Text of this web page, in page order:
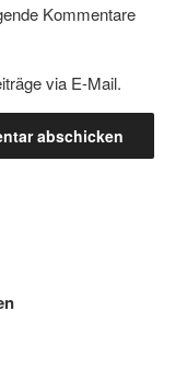
Kommentare
via E-Mail.